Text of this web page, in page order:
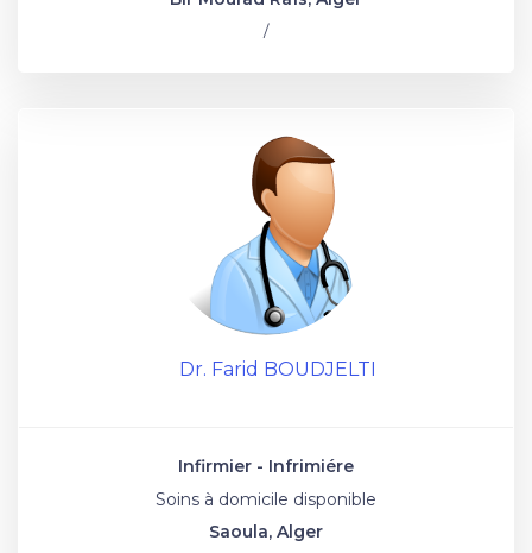
/
Dr. Farid BOUDJELTI
Infirmier - Infrimiére
Soins à domicile disponible
Saoula, Alger